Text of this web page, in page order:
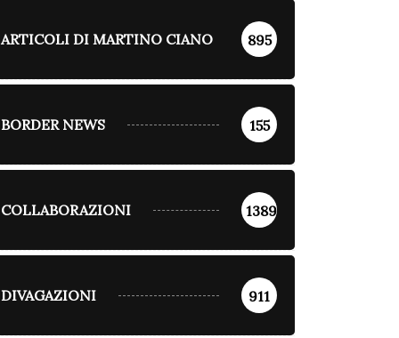
ARTICOLI DI MARTINO CIANO 895
BORDER NEWS 155
COLLABORAZIONI 1389
DIVAGAZIONI 911